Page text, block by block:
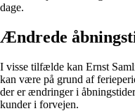
dage.
Ændrede
I visse tilfælde kan Ernst
kan være på grund af
der er ændringer i
kunder i forvejen.